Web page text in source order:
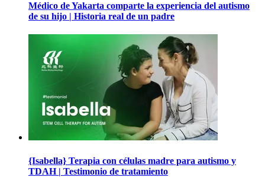
Médico de Yakarta comparte la experiencia del autismo
de su hijo | Historia real de un padre
{Isabella} Terapia con células madre para autismo y
TDAH | Testimonio de tratamiento